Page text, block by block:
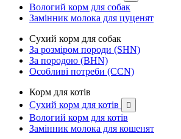
Вологий корм для собак
Замінник молока для цуценят
Сухий корм для собак
За розміром породи (SHN)
За породою (BHN)
Особливі потреби (CCN)
Корм для котів
Сухий корм для котів

Вологий корм для котів
Замінник молока для кошенят